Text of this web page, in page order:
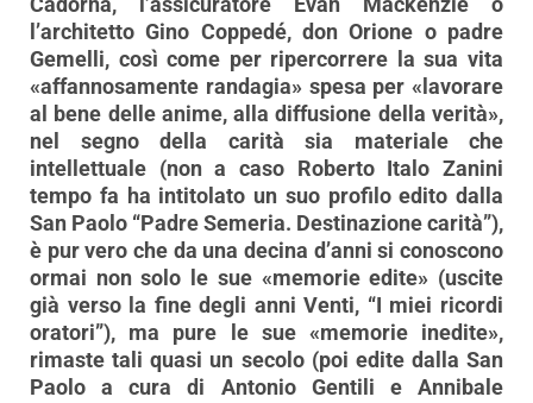
l’architetto Gino Coppedé, don Orione o padre
Gemelli, così come per ripercorrere la sua vita
«affannosamente randagia» spesa per «lavorare
al bene delle anime, alla diffusione della verità»,
nel segno della carità sia materiale che
intellettuale (non a caso Roberto Italo Zanini
tempo fa ha intitolato un suo profilo edito dalla
San Paolo “Padre Semeria. Destinazione carità”),
è pur vero che da una decina d’anni si conoscono
ormai non solo le sue «memorie edite» (uscite
già verso la fine degli anni Venti, “I miei ricordi
oratori”), ma pure le sue «memorie inedite»,
rimaste tali quasi un secolo (poi edite dalla San
Paolo a cura di Antonio Gentili e Annibale